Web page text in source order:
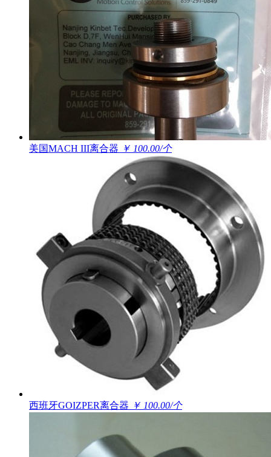
美国MACH III离合器 ￥ 100.00/个
西班牙GOIZPER离合器 ￥ 100.00/个